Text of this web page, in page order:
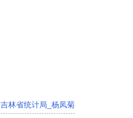
吉林省统计局_杨凤菊